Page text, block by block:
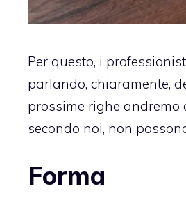
Per questo, i
parlando, chiaramente,
prossime righe andremo
secondo noi, non
Forma